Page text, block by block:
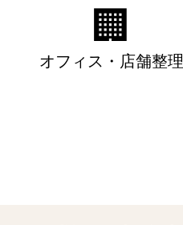
🏢
オフィス・店舗整理